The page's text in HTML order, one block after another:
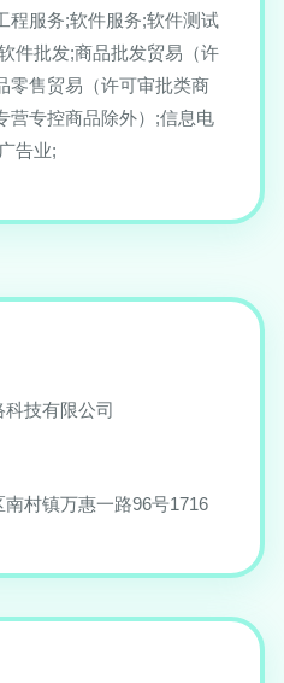
程服务;软件服务;软件测试
件批发;商品批发贸易（许
零售贸易（许可审批类商
营专控商品除外）;信息电
告业;
科技有限公司
南村镇万惠一路96号1716